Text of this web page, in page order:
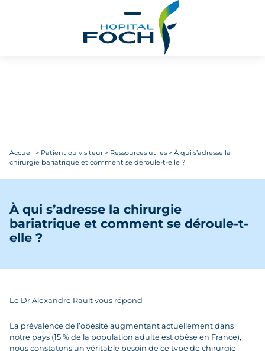
Accueil > Patient ou visiteur > Ressources utiles > À qui s’adresse la
chirurgie bariatrique et comment se déroule-t-elle ?
À qui s’adresse la chirurgie
bariatrique et comment se déroule-t-
elle ?
Le Dr Alexandre Rault vous répond
La prévalence de l’obésité augmentant actuellement dans
notre pays (15 % de la population adulte est obèse en France),
nous constatons un véritable besoin de ce type de chirurgie